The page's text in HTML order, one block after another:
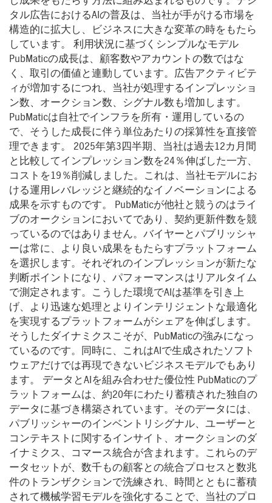
タル広告におけるAIの普及は、当社が手がける市場を
構造的に拡大し、ビジネスに大きな変革の時をもたら
しています。 利用状況に基づくシンプルなモデル
PubMaticの成長は、顧客数やアカウントの数ではな
く、取引の価値と連動しています。広告アクティビテ
ィが増加するにつれ、当社が処理するインプレッショ
ン数、オークション数、シグナル数も増加します。
PubMaticは自社でインフラを所有・運用しているの
で、そうした成長に伴う単位あたりの採算性を直接管
理できます。 2025年第3四半期、当社は過去12カ月間
と比較してインプレッション数を24％伸ばした一方、
コストを19％削減しました。これは、当社モデルにお
ける運用レバレッジと継続的なイノベーションによる
成果を示すものです。 PubMaticが他社と競うのはライ
ブのオークションにおいてであり、契約更新件数を競
っているのではありません。バイヤーとパブリッシャ
ーは常に、より良い成果をもたらすプラットフォーム
を選択します。それぞれのインプレッションが新たな
判断ポイントになり、パフォーマンスはリアルタイム
で測定されます。こうした環境でAIは基準を引き上
げ、より迅速な処理とよりインテリジェントな最適化
を実現するプラットフォームがシェアを伸ばします。
そうしたダイナミクスこそが、PubMaticの強みになっ
ているのです。同時に、これはAIで生成されたソフト
ウェアだけでは再現できないビジネスモデルでもあり
ます。 データとAIを組み合わせた優位性 PubMaticのプ
ラットフォームは、約20年にわたり蓄積された独自の
データに基づき構築されています。そのデータには、
パブリッシャーのインベントリシグナル、ユーザーと
コンテキストに関するインサイト、オークションのダ
イナミクス、コマース統合が含まれます。これらのデ
ータセットが、数千もの顧客との統合プロセスと数兆
件のトランザクションで洗練され、時間とともに蓄積
されて機械学習モデルを強化することで、当社のプロ